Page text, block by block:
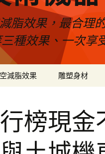
脂效果，最合理
種效果、一次享
減脂效果 雕塑身材
榜現金